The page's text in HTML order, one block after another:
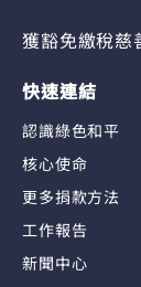
獲豁免繳稅
快速連結
認識綠色和平
核心使命
更多捐款方法
工作報告
新聞中心